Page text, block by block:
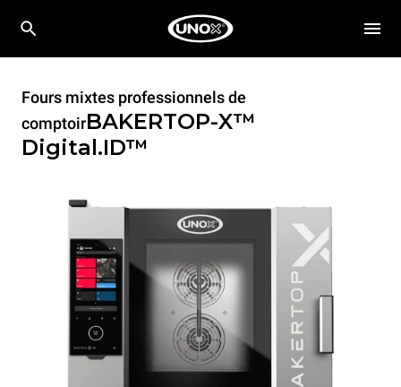
Fours mixtes professionnels de
comptoirBAKERTOP-X™
Digital.ID™